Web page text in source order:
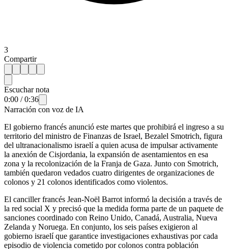
3
Compartir
Escuchar nota
0:00 /0:36
Narración con voz de IA
El gobierno francés anunció este martes que prohibirá el ingreso a su
territorio del ministro de Finanzas de Israel, Bezalel Smotrich, figura
del ultranacionalismo israelí a quien acusa de impulsar activamente
la anexión de Cisjordania, la expansión de asentamientos en esa
zona y la recolonización de la Franja de Gaza. Junto con Smotrich,
también quedaron vedados cuatro dirigentes de organizaciones de
colonos y 21 colonos identificados como violentos.
El canciller francés Jean-Noël Barrot informó la decisión a través de
la red social X y precisó que la medida forma parte de un paquete de
sanciones coordinado con Reino Unido, Canadá, Australia, Nueva
Zelanda y Noruega. En conjunto, los seis países exigieron al
gobierno israelí que garantice investigaciones exhaustivas por cada
episodio de violencia cometido por colonos contra población